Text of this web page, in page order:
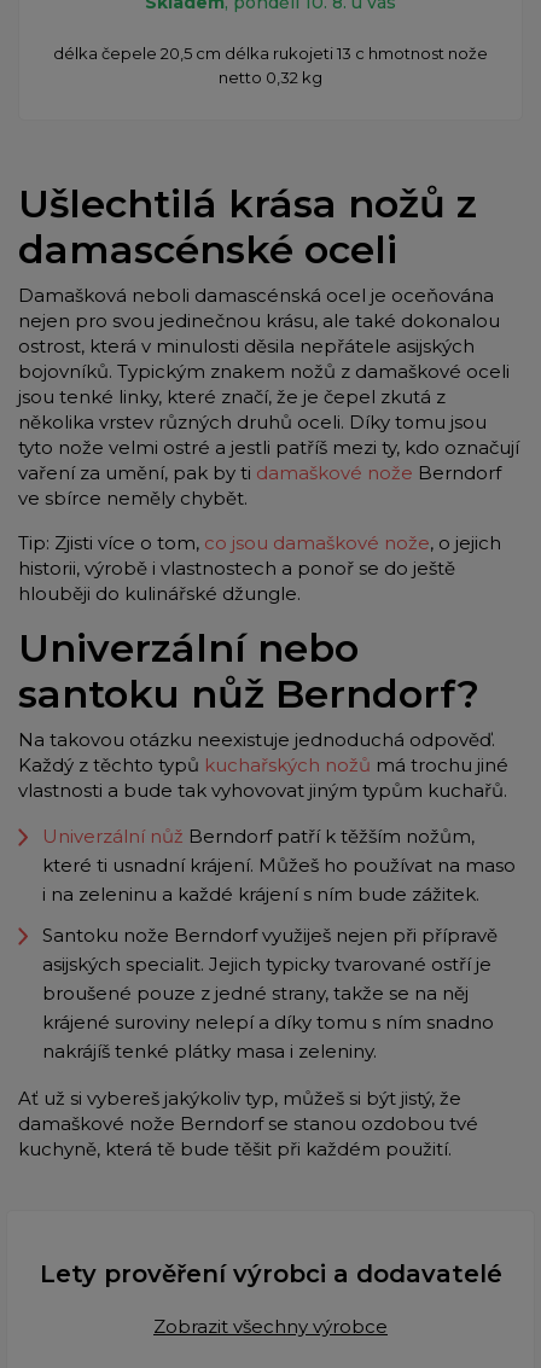
délka čepele 20,5 cm délka rukojeti 13 c hmotnost nože
netto 0,32 kg
Ušlechtilá krása nožů z
damascénské oceli
Damašková neboli damascénská ocel je oceňována
nejen pro svou jedinečnou krásu, ale také dokonalou
ostrost, která v minulosti děsila nepřátele asijských
bojovníků. Typickým znakem nožů z damaškové oceli
jsou tenké linky, které značí, že je čepel zkutá z
několika vrstev různých druhů oceli. Díky tomu jsou
tyto nože velmi ostré a jestli patříš mezi ty, kdo označují
vaření za umění, pak by ti damaškové nože Berndorf
ve sbírce neměly chybět.
Tip: Zjisti více o tom, co jsou damaškové nože, o jejich
historii, výrobě i vlastnostech a ponoř se do ještě
hlouběji do kulinářské džungle.
Univerzální nebo
santoku nůž Berndorf?
Na takovou otázku neexistuje jednoduchá odpověď.
Každý z těchto typů kuchařských nožů má trochu jiné
vlastnosti a bude tak vyhovovat jiným typům kuchařů.
Univerzální nůž Berndorf patří k těžším nožům,
které ti usnadní krájení. Můžeš ho používat na maso
i na zeleninu a každé krájení s ním bude zážitek.
Santoku nože Berndorf využiješ nejen při přípravě
asijských specialit. Jejich typicky tvarované ostří je
broušené pouze z jedné strany, takže se na něj
krájené suroviny nelepí a díky tomu s ním snadno
nakrájíš tenké plátky masa i zeleniny.
Ať už si vybereš jakýkoliv typ, můžeš si být jistý, že
damaškové nože Berndorf se stanou ozdobou tvé
kuchyně, která tě bude těšit při každém použití.
Lety prověření výrobci a dodavatelé
Zobrazit všechny výrobce